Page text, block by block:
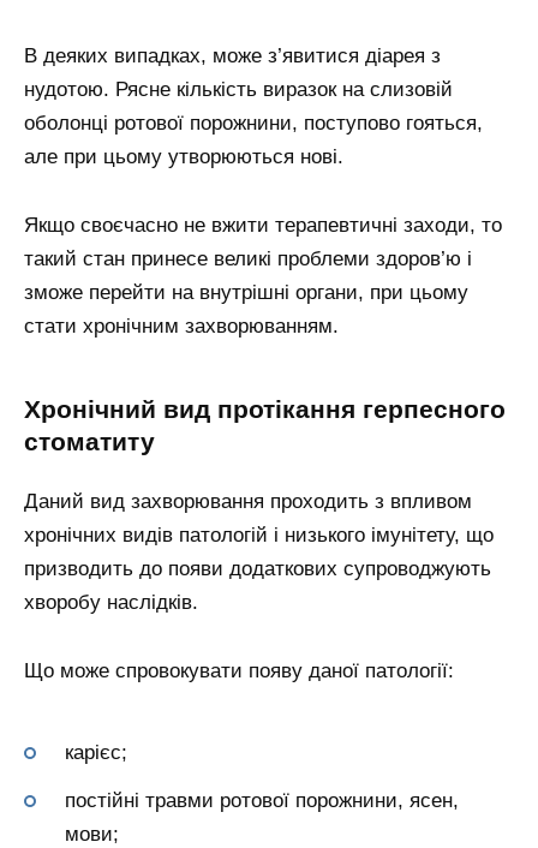
В деяких випадках, може з’явитися діарея з
нудотою. Рясне кількість виразок на слизовій
оболонці ротової порожнини, поступово гояться,
але при цьому утворюються нові.
Якщо своєчасно не вжити терапевтичні заходи, то
такий стан принесе великі проблеми здоров’ю і
зможе перейти на внутрішні органи, при цьому
стати хронічним захворюванням.
Хронічний вид протікання герпесного
стоматиту
Даний вид захворювання проходить з впливом
хронічних видів патологій і низького імунітету, що
призводить до появи додаткових супроводжують
хворобу наслідків.
Що може спровокувати появу даної патології:
карієс;
постійні травми ротової порожнини, ясен,
мови;